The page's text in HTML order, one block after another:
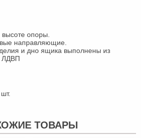
опоры.
направляющие.
и дно ящика выполнены из
ЛДВП
ТОВАРЫ